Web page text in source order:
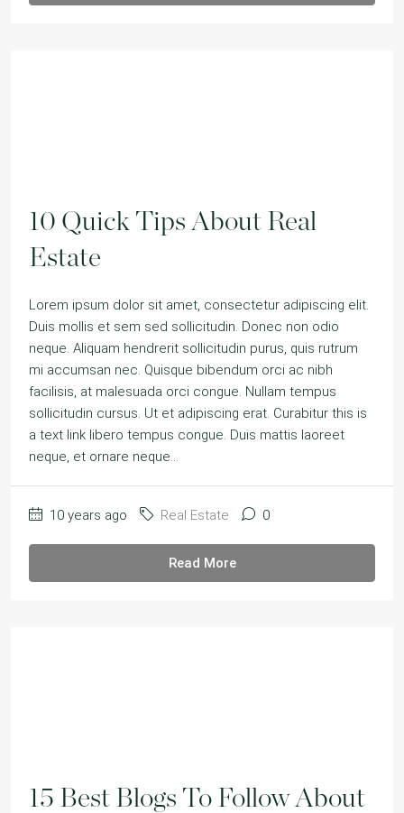
10 Quick Tips About Real
Estate
Lorem ipsum dolor sit amet, consectetur adipiscing elit.
Duis mollis et sem sed sollicitudin. Donec non odio
neque. Aliquam hendrerit sollicitudin purus, quis rutrum
mi accumsan nec. Quisque bibendum orci ac nibh
facilisis, at malesuada orci congue. Nullam tempus
sollicitudin cursus. Ut et adipiscing erat. Curabitur this is
a text link libero tempus congue. Duis mattis laoreet
neque, et ornare neque...
10 years ago Real Estate 0
Read More
15 Best Blogs To Follow About